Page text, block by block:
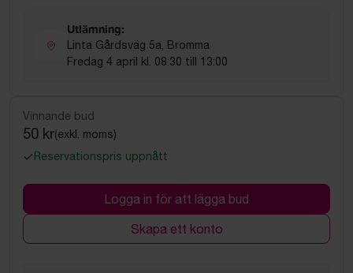
Utlämning:
Linta Gårdsväg 5a, Bromma
Fredag 4 april kl. 08:30 till 13:00
Vinnande bud
50 kr(exkl. moms)
Reservationspris uppnått
Logga in för att lägga bud
Skapa ett konto